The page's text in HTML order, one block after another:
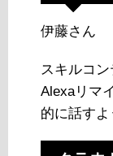
伊藤さん
スキルコ
Alexaリマ
的に話すよ